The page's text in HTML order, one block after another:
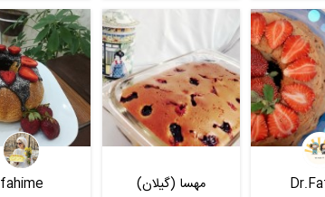
مهسا (گیلان) fahime